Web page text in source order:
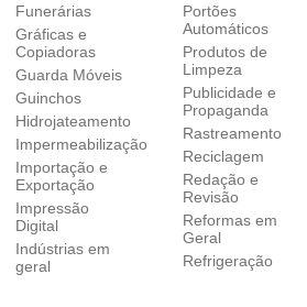
Funerárias
Gráficas e
Copiadoras
Guarda Móveis
Guinchos
Hidrojateamento
Impermeabilização
Importação e
Exportação
Impressão
Digital
Indústrias em
geral
Portões
Automáticos
Produtos de
Limpeza
Publicidade e
Propaganda
Rastreamento
Reciclagem
Redação e
Revisão
Reformas em
Geral
Refrigeração